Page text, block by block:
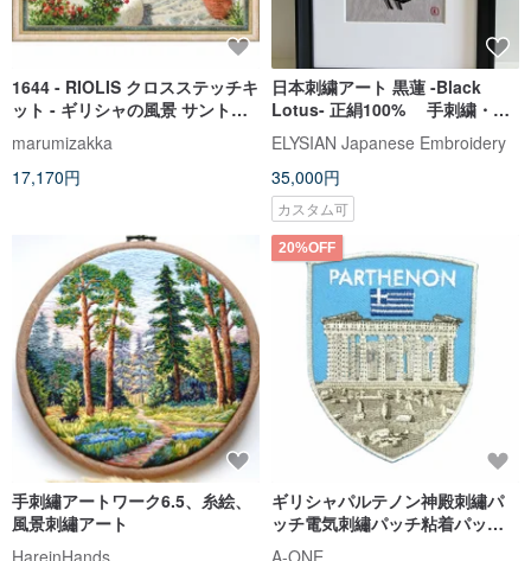
1644 - RIOLIS クロスステッチキ
ット - ギリシャの風景 サントリ
marumizakka
17,170円
日本刺繍アート 黒蓮 -Black
Lotus- 正絹100% 手刺繍・額
装済・作家製ハンドメイドケー
ス付
ELYSIAN Japanese Embroidery
35,000円
カスタム可
手刺繡アートワーク6.5、糸絵、
風景刺繡アート
HareinHands
20%OFF
ギリシャパルテノン神殿刺繡パ
ッチ電気刺繡パッチ粘着パッチ
ジャケット電気刺繡バッジバッ
A-ONE